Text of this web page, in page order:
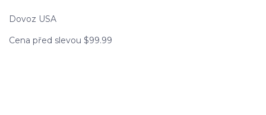
Dovoz USA
Cena před slevou $99.99